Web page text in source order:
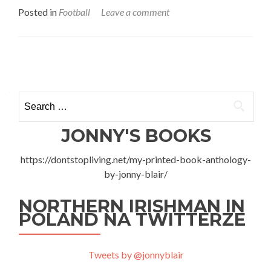
about
rozwój
Posted in Football Leave a comment
navigation
for:
JONNY'S BOOKS
https://dontstopliving.net/my-printed-book-anthology-
by-jonny-blair/
NORTHERN IRISHMAN IN
POLAND NA TWITTERZE
Tweets by @jonnyblair